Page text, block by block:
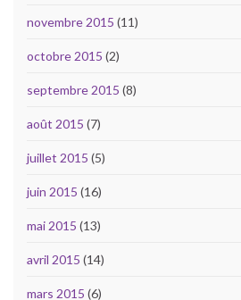
novembre 2015 (11)
octobre 2015 (2)
septembre 2015 (8)
août 2015 (7)
juillet 2015 (5)
juin 2015 (16)
mai 2015 (13)
avril 2015 (14)
mars 2015 (6)